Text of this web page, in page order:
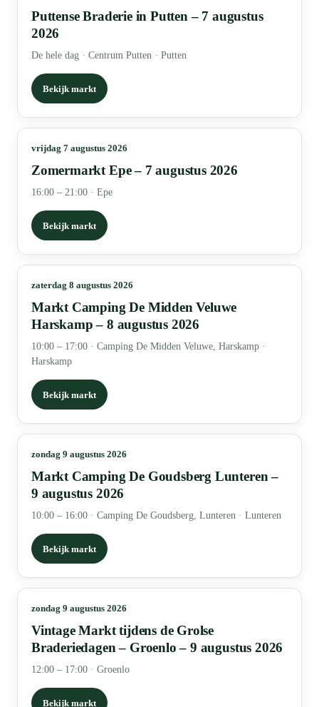
Puttense Braderie in Putten – 7 augustus
2026
De hele dag · Centrum Putten · Putten
Bekijk markt
vrijdag 7 augustus 2026
Zomermarkt Epe – 7 augustus 2026
16:00 – 21:00 · Epe
Bekijk markt
zaterdag 8 augustus 2026
Markt Camping De Midden Veluwe
Harskamp – 8 augustus 2026
10:00 – 17:00 · Camping De Midden Veluwe, Harskamp ·
Harskamp
Bekijk markt
zondag 9 augustus 2026
Markt Camping De Goudsberg Lunteren –
9 augustus 2026
10:00 – 16:00 · Camping De Goudsberg, Lunteren · Lunteren
Bekijk markt
zondag 9 augustus 2026
Vintage Markt tijdens de Grolse
Braderiedagen – Groenlo – 9 augustus 2026
12:00 – 17:00 · Groenlo
Bekijk markt